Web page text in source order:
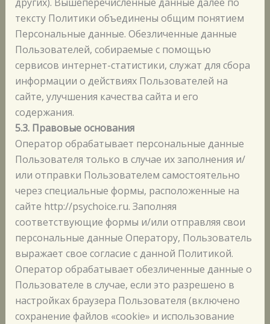
тексту Политики объединены общим понятием
Персональные данные. Обезличенные данные
Пользователей, собираемые с помощью
сервисов интернет-статистики, служат для сбора
информации о действиях Пользователей на
сайте, улучшения качества сайта и его
содержания.
5.3. Правовые основания
Оператор обрабатывает персональные данные
Пользователя только в случае их заполнения и/
или отправки Пользователем самостоятельно
через специальные формы, расположенные на
сайте http://psychoice.ru. Заполняя
соответствующие формы и/или отправляя свои
персональные данные Оператору, Пользователь
выражает свое согласие с данной Политикой.
Оператор обрабатывает обезличенные данные о
Пользователе в случае, если это разрешено в
настройках браузера Пользователя (включено
сохранение файлов «cookie» и использование